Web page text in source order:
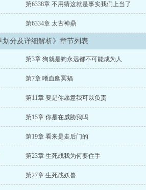
第6338章 不用猜这就是事实我们上当了
第6334章 太古神鼎
划分及详细解析》章节列表
第3章 狗就是狗永远都不可能成为人
第7章 嗜血幽冥蝠
第11章 要是你愿意我可以负责
第15章 你是在威胁我吗
第19章 看来是走后门的
第23章 生死战我为何要住手
第27章 生死战妖兽